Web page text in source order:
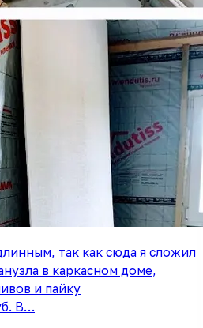
так как сюда я сложил
в каркасном доме,
и пайку
В…